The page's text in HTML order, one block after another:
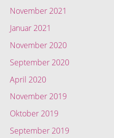
November 2021
Januar 2021
November 2020
September 2020
April 2020
November 2019
Oktober 2019
September 2019